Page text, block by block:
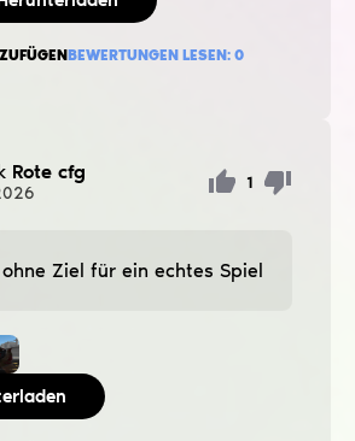
BEWERTUNGEN LESEN: 0
Rote cfg 1
ohne Ziel für ein echtes Spiel